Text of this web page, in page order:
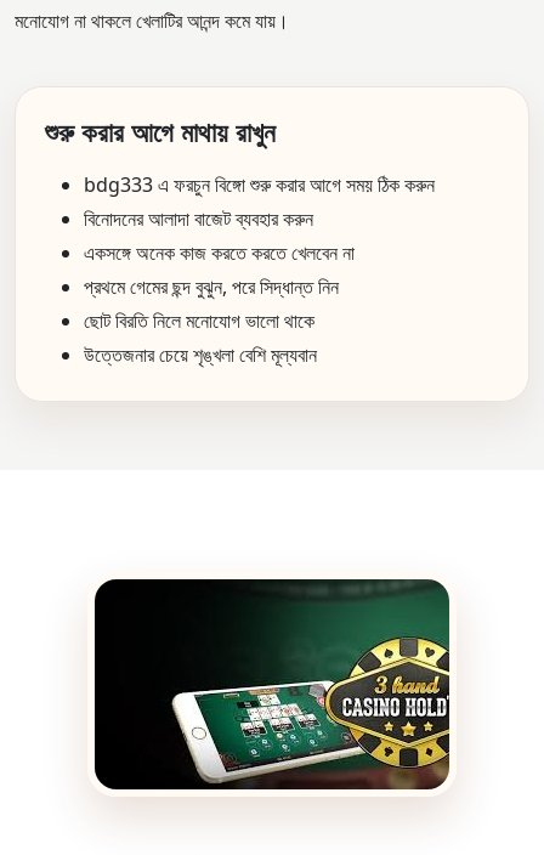
মনোযোগ না থাকলে খেলাটির আনন্দ কমে যায়।
শুরু করার আগে মাথায় রাখুন
bdg333 এ ফরচুন বিঙ্গো শুরু করার আগে সময় ঠিক করুন
বিনোদনের আলাদা বাজেট ব্যবহার করুন
একসঙ্গে অনেক কাজ করতে করতে খেলবেন না
প্রথমে গেমের ছন্দ বুঝুন, পরে সিদ্ধান্ত নিন
ছোট বিরতি নিলে মনোযোগ ভালো থাকে
উত্তেজনার চেয়ে শৃঙ্খলা বেশি মূল্যবান